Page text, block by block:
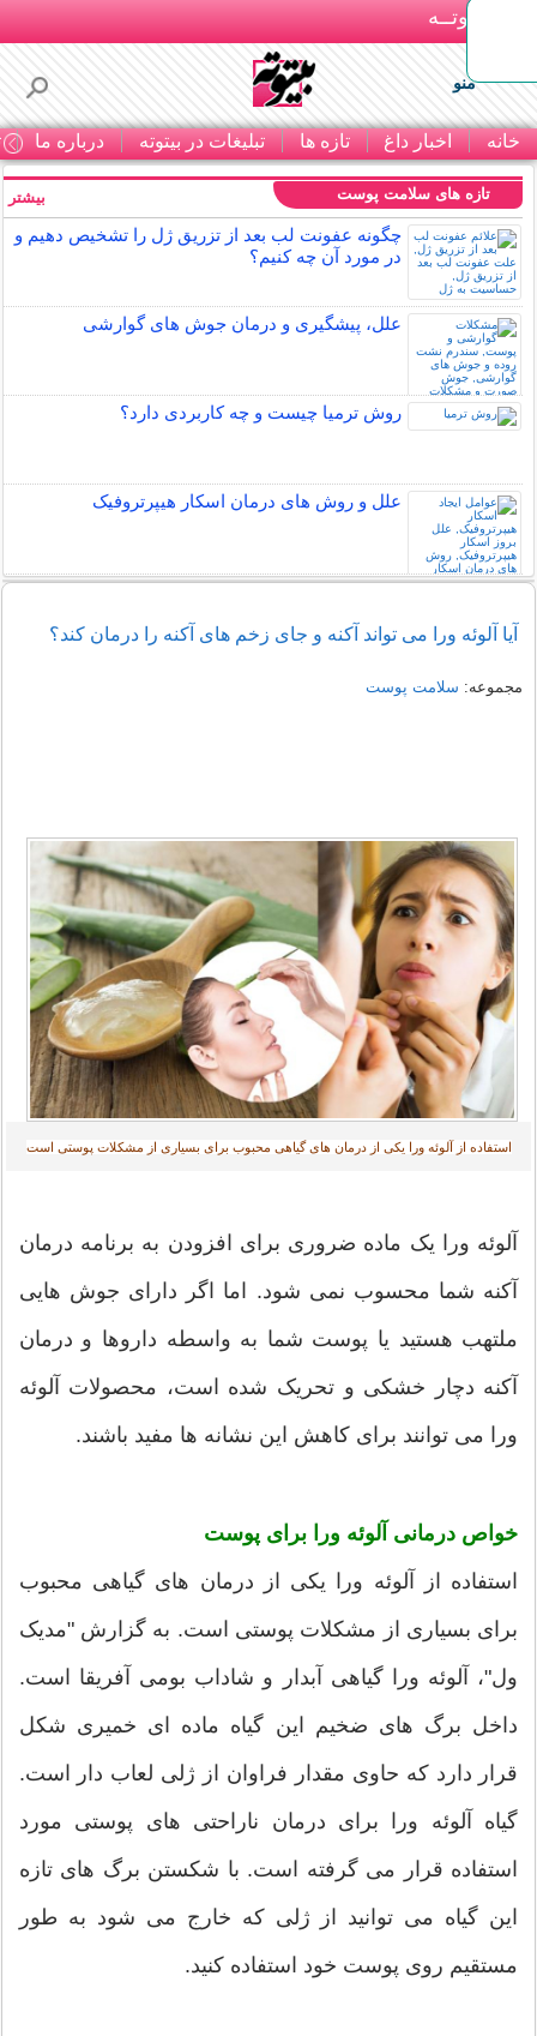
بـیتوتــه
منو
خانه اخبار داغ تازه ها تبلیغات در بیتوته درباره ما
تازه های سلامت پوست
چگونه عفونت لب بعد از تزریق ژل را تشخیص دهیم و
در مورد آن چه کنیم؟
علل، پیشگیری و درمان جوش های گوارشی
روش ترمیا چیست و چه کاربردی دارد؟
علل و روش های درمان اسکار هیپرتروفیک
بیشتر
آیا آلوئه ورا می تواند آکنه و جای زخم های آکنه را درمان کند؟
مجموعه: سلامت پوست
استفاده از آلوئه ورا یکی از درمان های گیاهی محبوب برای بسیاری از مشکلات پوستی است‎
آلوئه ورا یک ماده ضروری برای افزودن به برنامه درمان
آکنه شما محسوب نمی شود. اما اگر دارای جوش هایی
ملتهب هستید یا پوست شما به واسطه داروها و درمان
آکنه دچار خشکی و تحریک شده است، محصولات آلوئه
ورا می توانند برای کاهش این نشانه ها مفید باشند.
خواص درمانی آلوئه ورا برای پوست
استفاده از آلوئه ورا یکی از درمان های گیاهی محبوب
برای بسیاری از مشکلات پوستی است. به گزارش "مدیک
ول"، آلوئه ورا گیاهی آبدار و شاداب بومی آفریقا است.
داخل برگ های ضخیم این گیاه ماده ای خمیری شکل
قرار دارد که حاوی مقدار فراوان از ژلی لعاب دار است.
گیاه آلوئه ورا برای درمان ناراحتی های پوستی مورد
استفاده قرار می گرفته است. با شکستن برگ های تازه
این گیاه می توانید از ژلی که خارج می شود به طور
مستقیم روی پوست خود استفاده کنید.